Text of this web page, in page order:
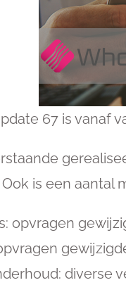
67 is vanaf
is een
opvragen
diverse